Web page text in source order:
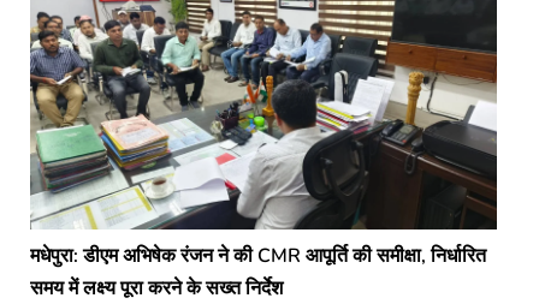
मधेपुरा: डीएम अभिषेक रंजन ने की CMR आपूर्ति की समीक्षा, निर्धारित
समय में लक्ष्य पूरा करने के सख्त निर्देश